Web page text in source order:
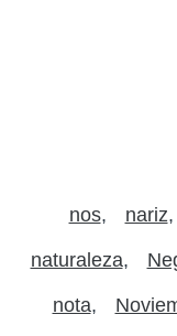
nos nariz
naturaleza
nota